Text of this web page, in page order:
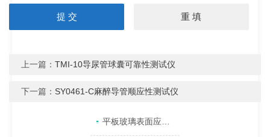
上一篇：TMI-10导尿管球囊可靠性测试仪
下一篇： SY0461-C麻醉导管顺应性测试仪
相关文章 平板玻璃表面应力的测定技术